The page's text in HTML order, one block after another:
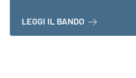
LEGGI IL BANDOA